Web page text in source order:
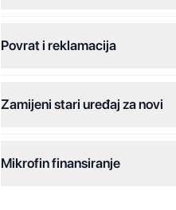
Jednokratna plaćanja:
Dodatne opcije:
Online plaćanje na rate:
Povrat i reklamacija
Zamijeni stari uređaj za novi
Mikrofin finansiranje